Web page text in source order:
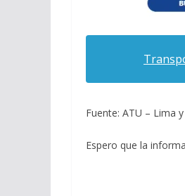
Fuente: ATU – Lima
Espero que la